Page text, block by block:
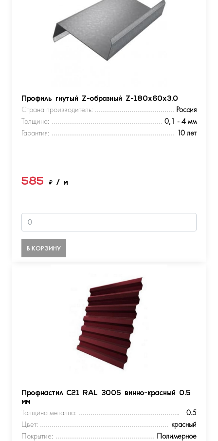
Профиль гнутый Z-образный Z-180х60х3.0
Страна производитель:
Россия
Толщина:
0,1 - 4 мм
Гарантия:
10 лет
585 ₽ / м
В КОРЗИНУ
Профнастил С21 RAL 3005 винно-красный 0.5
мм
Толщина металла:
0.5
Цвет:
красный
Покрытие:
Полимерное